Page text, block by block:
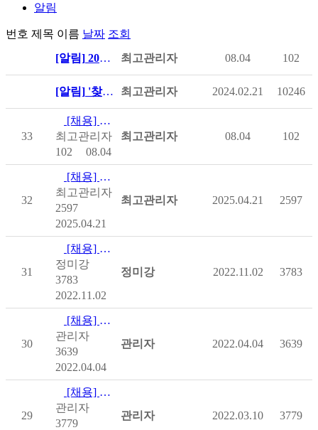
알림
번호 제목 이름 날짜 조회
[알림] 2026년 제1차 (사)한국척수장애인협회 직원채용 공고 최고관리자 08.04 102
[알림] '찾아가는 정보메신저' 파견 희망 병원 신청 방법 안내 최고관리자 2024.02.21 10246
33
[채용] 2026년 제1차 (사)한국척수장애인협회 직원채용 공고
최고관리자
102
08.04
최고관리자 08.04 102
32
[채용] 2025년 제1차 (사)한국척수장애인협회 공개채용
최고관리자
2597
2025.04.21
최고관리자 2025.04.21 2597
31
[채용] 콜로플라스트의 '슬기로운 도뇨생활' 모집
정미강
3783
2022.11.02
정미강 2022.11.02 3783
30
[채용] [마감]2022년 제1차 (사)한국척수장애인협회 공개채…
관리자
3639
2022.04.04
관리자 2022.04.04 3639
29
[채용] [마감](사)한국척수장애인협회 2022년 서울시 중증장…
관리자
3779
관리자 2022.03.10 3779